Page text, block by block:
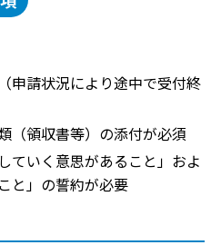
申請状況により途中で受付終
（領収書等）の添付が必須
ていく意思があること」およ
と」の誓約が必要